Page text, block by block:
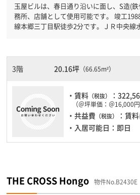
玉屋ビルは、春日通り沿いに面し、S造(
務所、店舗として使用可能です。 竣工1988年、東京メトロ丸ノ内
線本郷三丁目駅徒歩2分です。ＪＲ中央線
を検討されている方にオススメです。土
ますので自由に出入りが出来ます。
3階 20.16坪（66.65m²）
・賃料 （税抜） ：
（＠坪単価：＠16,000円
・共益費 （税抜）
：賃
・入居可能日：即日
THE CROSS Hongo 物件No.B2430E